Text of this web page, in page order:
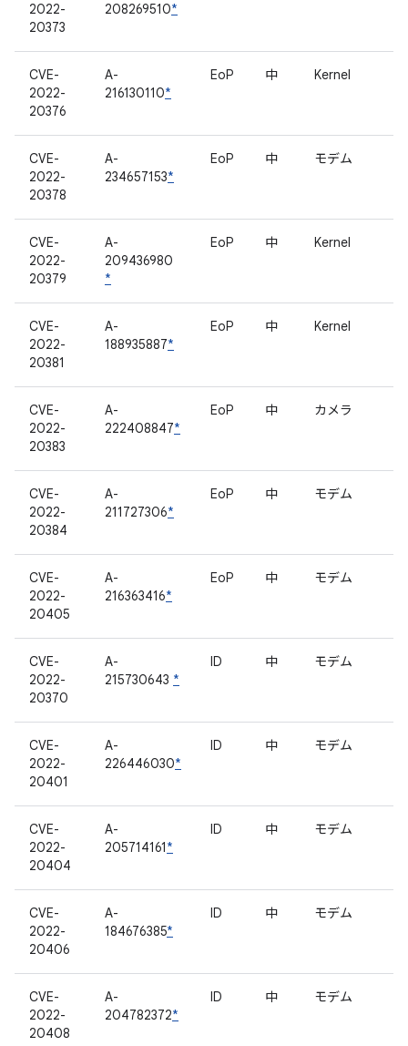
2022-
20373
208269510*
CVE-
2022-
20376
A-
216130110*
EoP 中 Kernel
CVE-
2022-
20378
A-
234657153*
EoP 中 モデム
CVE-
2022-
20379
A-
209436980
*
EoP 中 Kernel
CVE-
2022-
20381
A-
188935887*
EoP 中 Kernel
CVE-
2022-
20383
A-
222408847*
EoP 中 カメラ
CVE-
2022-
20384
A-
211727306*
EoP 中 モデム
CVE-
2022-
20405
A-
216363416*
EoP 中 モデム
CVE-
2022-
20370
A-
215730643 *
ID 中 モデム
CVE-
2022-
20401
A-
226446030*
ID 中 モデム
CVE-
2022-
20404
A-
205714161*
ID 中 モデム
CVE-
2022-
20406
A-
184676385*
ID 中 モデム
CVE-
2022-
20408
A-
204782372*
ID 中 モデム